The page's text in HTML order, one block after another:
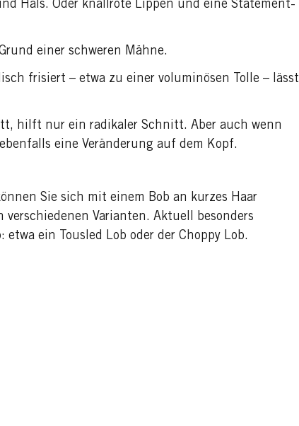
Hals. Oder knallrote Lippen und eine Statement-
einer schweren Mähne.
frisiert – etwa zu einer voluminösen Tolle – lässt
hilft nur ein radikaler Schnitt. Aber auch wenn
eine Veränderung auf dem Kopf.
Sie sich mit einem Bob an kurzes Haar
Varianten. Aktuell besonders
ein Tousled Lob oder der Choppy Lob.